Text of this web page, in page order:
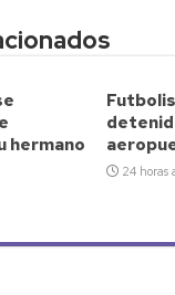
hermano
24 horas